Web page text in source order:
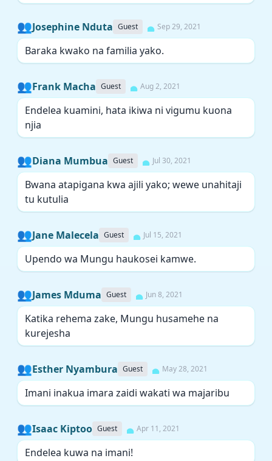
👥Josephine Nduta Guest Sep 29, 2021
Baraka kwako na familia yako.
👥Frank Macha Guest Aug 2, 2021
Endelea kuamini, hata ikiwa ni vigumu kuona
njia
👥Diana Mumbua Guest Jul 30, 2021
Bwana atapigana kwa ajili yako; wewe unahitaji
tu kutulia
👥Jane Malecela Guest Jul 15, 2021
Upendo wa Mungu haukosei kamwe.
👥James Mduma Guest Jun 8, 2021
Katika rehema zake, Mungu husamehe na
kurejesha
👥Esther Nyambura Guest May 28, 2021
Imani inakua imara zaidi wakati wa majaribu
👥Isaac Kiptoo Guest Apr 11, 2021
Endelea kuwa na imani!